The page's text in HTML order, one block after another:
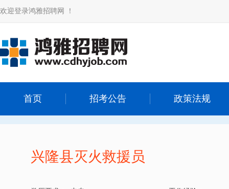
欢迎登录鸿雅招聘网 ！
首页 招考公告 政策法规
兴隆县灭火救援员